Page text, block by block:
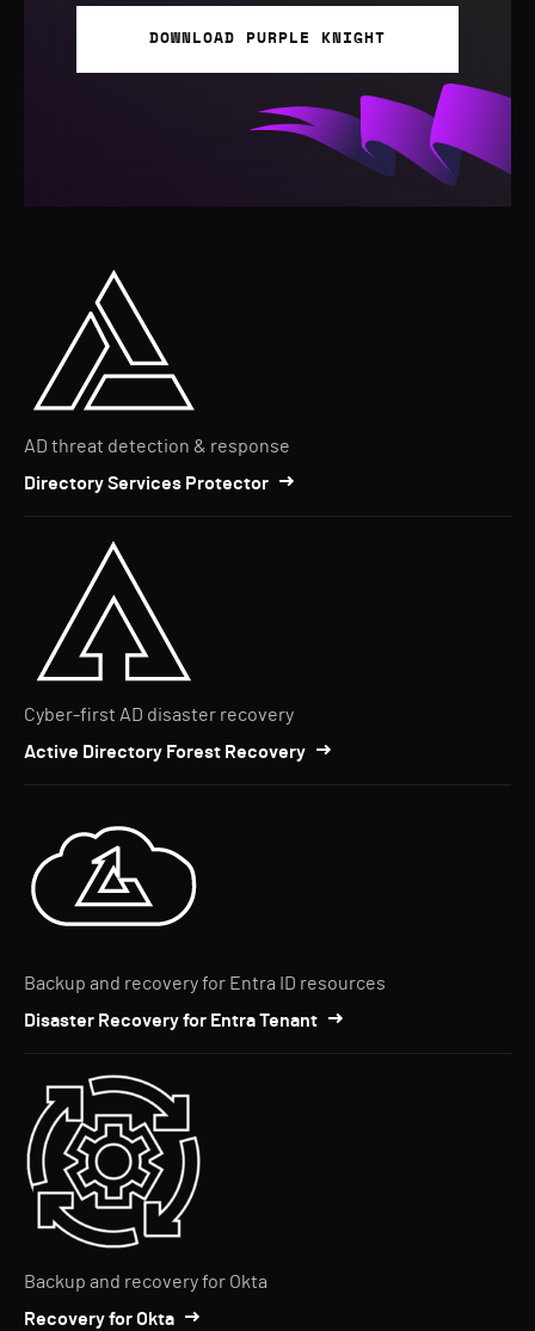
DOWNLOAD PURPLE KNIGHT
AD threat detection & response
Directory Services Protector
Cyber-first AD disaster recovery
Active Directory Forest Recovery
Backup and recovery for Entra ID resources
Disaster Recovery for Entra Tenant
Backup and recovery for Okta
Recovery for Okta